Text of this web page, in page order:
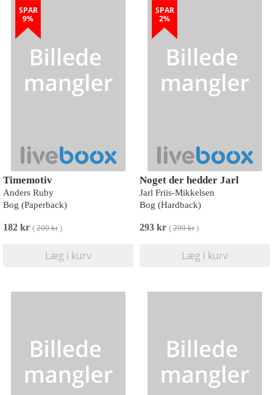
SPAR
9%
Timemotiv
Anders Ruby
Bog (Paperback)
182 kr ( 200 kr)
Læg i kurv
SPAR
2%
Noget der hedder Jarl
Jarl Friis-Mikkelsen
Bog (Hardback)
293 kr ( 299 kr)
Læg i kurv